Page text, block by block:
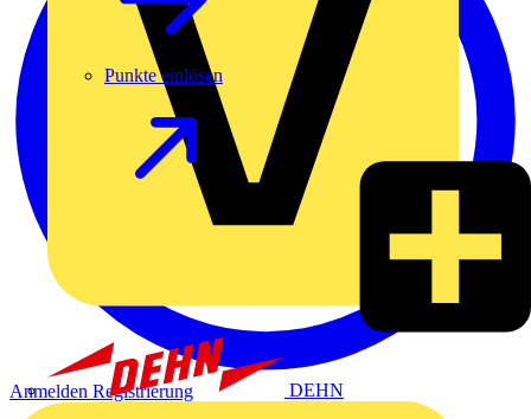
DEHN
Punkte einlösen
Anmelden Registrierung